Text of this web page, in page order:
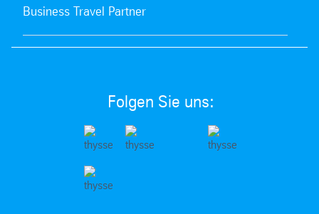
Business Travel Partner
Folgen Sie uns: